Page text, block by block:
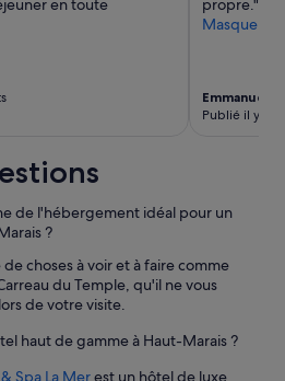
en toute
propre."
Masquer
Emmanuel
Publié il y a 3
de l'hébergement idéal pour un
?
choses à voir et à faire comme
du Temple, qu'il ne vous
de votre visite.
haut de gamme à Haut-Marais ?
Spa La Merest un hôtel de luxe